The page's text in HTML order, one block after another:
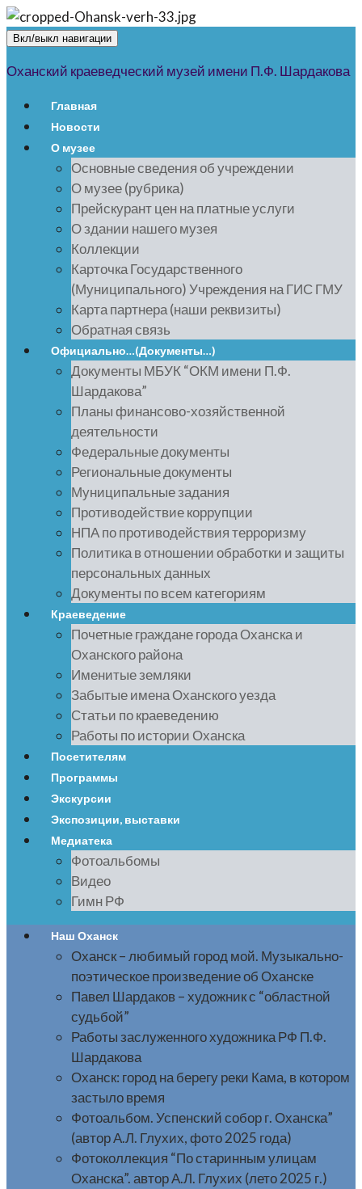
Вкл/выкл навигации
Оханский краеведческий музей имени П.Ф. Шардакова
Главная
Новости
О музее
Основные сведения об учреждении
О музее (рубрика)
Прейскурант цен на платные услуги
О здании нашего музея
Коллекции
Карточка Государственного
(Муниципального) Учреждения на ГИС ГМУ
Карта партнера (наши реквизиты)
Обратная связь
Официально…(Документы…)
Документы МБУК “ОКМ имени П.Ф.
Шардакова”
Планы финансово-хозяйственной
деятельности
Федеральные документы
Региональные документы
Муниципальные задания
Противодействие коррупции
НПА по противодействия терроризму
Политика в отношении обработки и защиты
персональных данных
Документы по всем категориям
Краеведение
Почетные граждане города Оханска и
Оханского района
Именитые земляки
Забытые имена Оханского уезда
Статьи по краеведению
Работы по истории Оханска
Посетителям
Программы
Экскурсии
Экспозиции, выставки
Медиатека
Фотоальбомы
Видео
Гимн РФ
Наш Оханск
Оханск – любимый город мой. Музыкально-
поэтическое произведение об Оханске
Павел Шардаков – художник с “областной
судьбой”
Работы заслуженного художника РФ П.Ф.
Шардакова
Оханск: город на берегу реки Кама, в котором
застыло время
Фотоальбом. Успенский собор г. Оханска”
(автор А.Л. Глухих, фото 2025 года)
Фотоколлекция “По старинным улицам
Оханска”. автор А.Л. Глухих (лето 2025 г.)